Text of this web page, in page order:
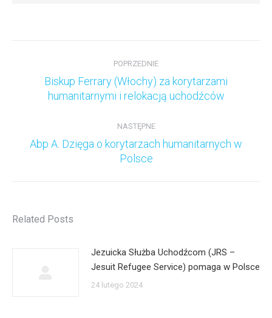
POPRZEDNIE
Poprzedni
wpis:
Biskup Ferrary (Włochy) za korytarzami
humanitarnymi i relokacją uchodźców
NASTĘPNE
Następny
wpis:
Abp A. Dzięga o korytarzach humanitarnych w
Polsce
Related Posts
Jezuicka Służba Uchodźcom (JRS –
Jesuit Refugee Service) pomaga w Polsce
24 lutego 2024